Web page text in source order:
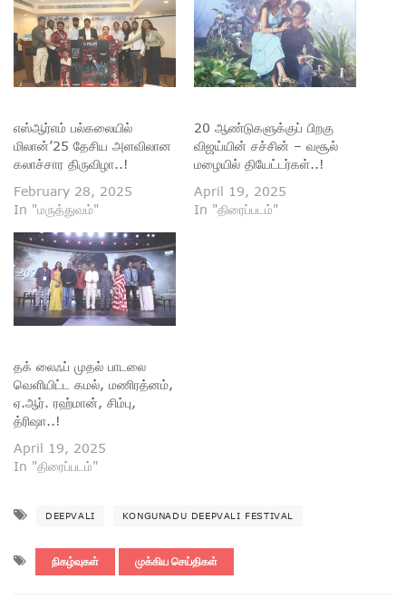
எஸ்ஆர்எம் பல்கலையில்
மிலான்’25 தேசிய அளவிலான
கலாச்சார திருவிழா..!
February 28, 2025
In "மருத்துவம்"
20 ஆண்டுகளுக்குப் பிறகு
விஜய்யின் சச்சின் – வசூல்
மழையில் தியேட்டர்கள்..!
April 19, 2025
In "திரைப்படம்"
தக் லைஃப் முதல் பாடலை
வெளியிட்ட கமல், மணிரத்னம்,
ஏ.ஆர். ரஹ்மான், சிம்பு,
த்ரிஷா..!
April 19, 2025
In "திரைப்படம்"
DEEPVALI KONGUNADU DEEPVALI FESTIVAL
நிகழ்வுகள் முக்கிய செய்திகள்